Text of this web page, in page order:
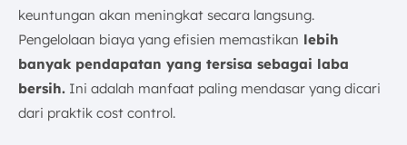
keuntungan akan meningkat secara langsung.
Pengelolaan biaya yang efisien memastikan lebih
banyak pendapatan yang tersisa sebagai laba
bersih. Ini adalah manfaat paling mendasar yang dicari
dari praktik cost control.